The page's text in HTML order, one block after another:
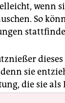
wenn
So
sie
die sie als